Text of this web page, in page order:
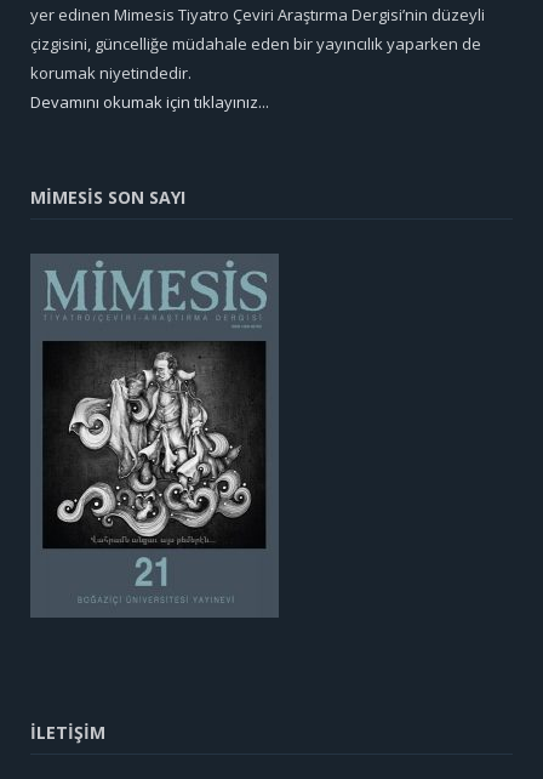
yer edinen Mimesis Tiyatro Çeviri Araştırma Dergisi’nin düzeyli
çizgisini, güncelliğe müdahale eden bir yayıncılık yaparken de
korumak niyetindedir.
Devamını okumak için tıklayınız...
MİMESİS SON SAYI
İLETİŞİM